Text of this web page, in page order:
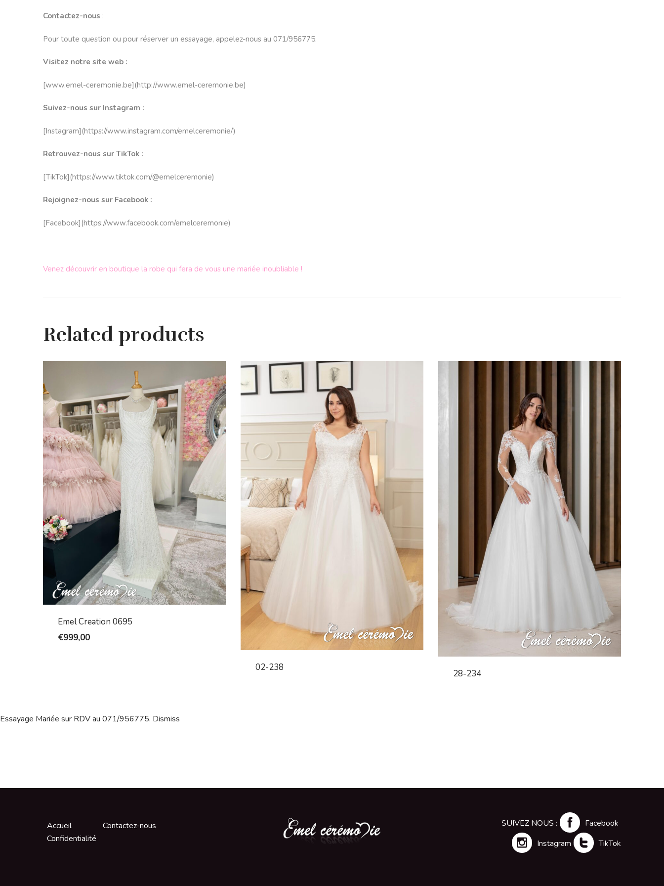
Contactez-nous :
Pour toute question ou pour réserver un essayage, appelez-nous au 071/956775.
Visitez notre site web :
[www.emel-ceremonie.be](http://www.emel-ceremonie.be)
Suivez-nous sur Instagram :
[Instagram](https://www.instagram.com/emelceremonie/)
Retrouvez-nous sur TikTok :
[TikTok](https://www.tiktok.com/@emelceremonie)
Rejoignez-nous sur Facebook :
[Facebook](https://www.facebook.com/emelceremonie)
Venez découvrir en boutique la robe qui fera de vous une mariée inoubliable !
Related products
Emel Creation 0695
€999,00
02-238
28-234
Accueil
Contactez-nous
Confidentialité
SUIVEZ NOUS :
Facebook
Instagram
TikTok
Essayage Mariée sur RDV au 071/956775. Dismiss